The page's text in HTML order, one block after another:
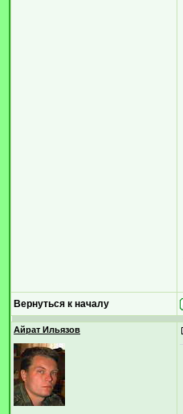
Вернуться к началу
Айрат Ильязов